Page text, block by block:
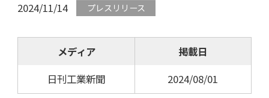
2024/11/14 プレスリリース
メディア
日刊工業新聞
掲載日
2024/08/01